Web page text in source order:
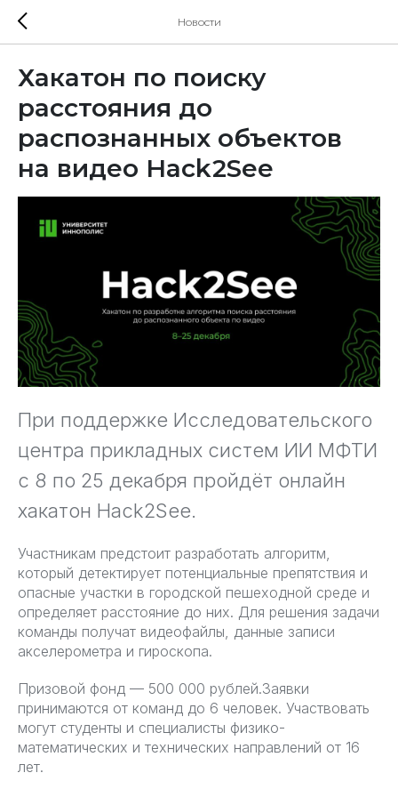
Новости
Хакатон по поиску
расстояния до
распознанных объектов
на видео Hack2See
При поддержке Исследовательского
центра прикладных систем ИИ МФТИ
с 8 по 25 декабря пройдёт онлайн
хакатон Hack2See.
Участникам предстоит разработать алгоритм,
который детектирует потенциальные препятствия и
опасные участки в городской пешеходной среде и
определяет расстояние до них. Для решения задачи
команды получат видеофайлы, данные записи
акселерометра и гироскопа.
Призовой фонд — 500 000 рублей.Заявки
принимаются от команд до 6 человек. Участвовать
могут студенты и специалисты физико-
математических и технических направлений от 16
лет.